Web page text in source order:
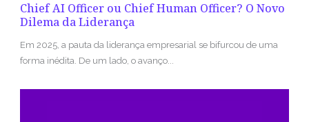
Chief AI Officer ou Chief Human Officer? O Novo
Dilema da Liderança
Em 2025, a pauta da liderança empresarial se bifurcou de uma
forma inédita. De um lado, o avanço...